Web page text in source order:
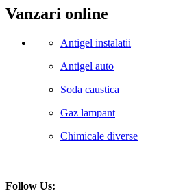
Vanzari online
Antigel instalatii
Antigel auto
Soda caustica
Gaz lampant
Chimicale diverse
Follow Us: